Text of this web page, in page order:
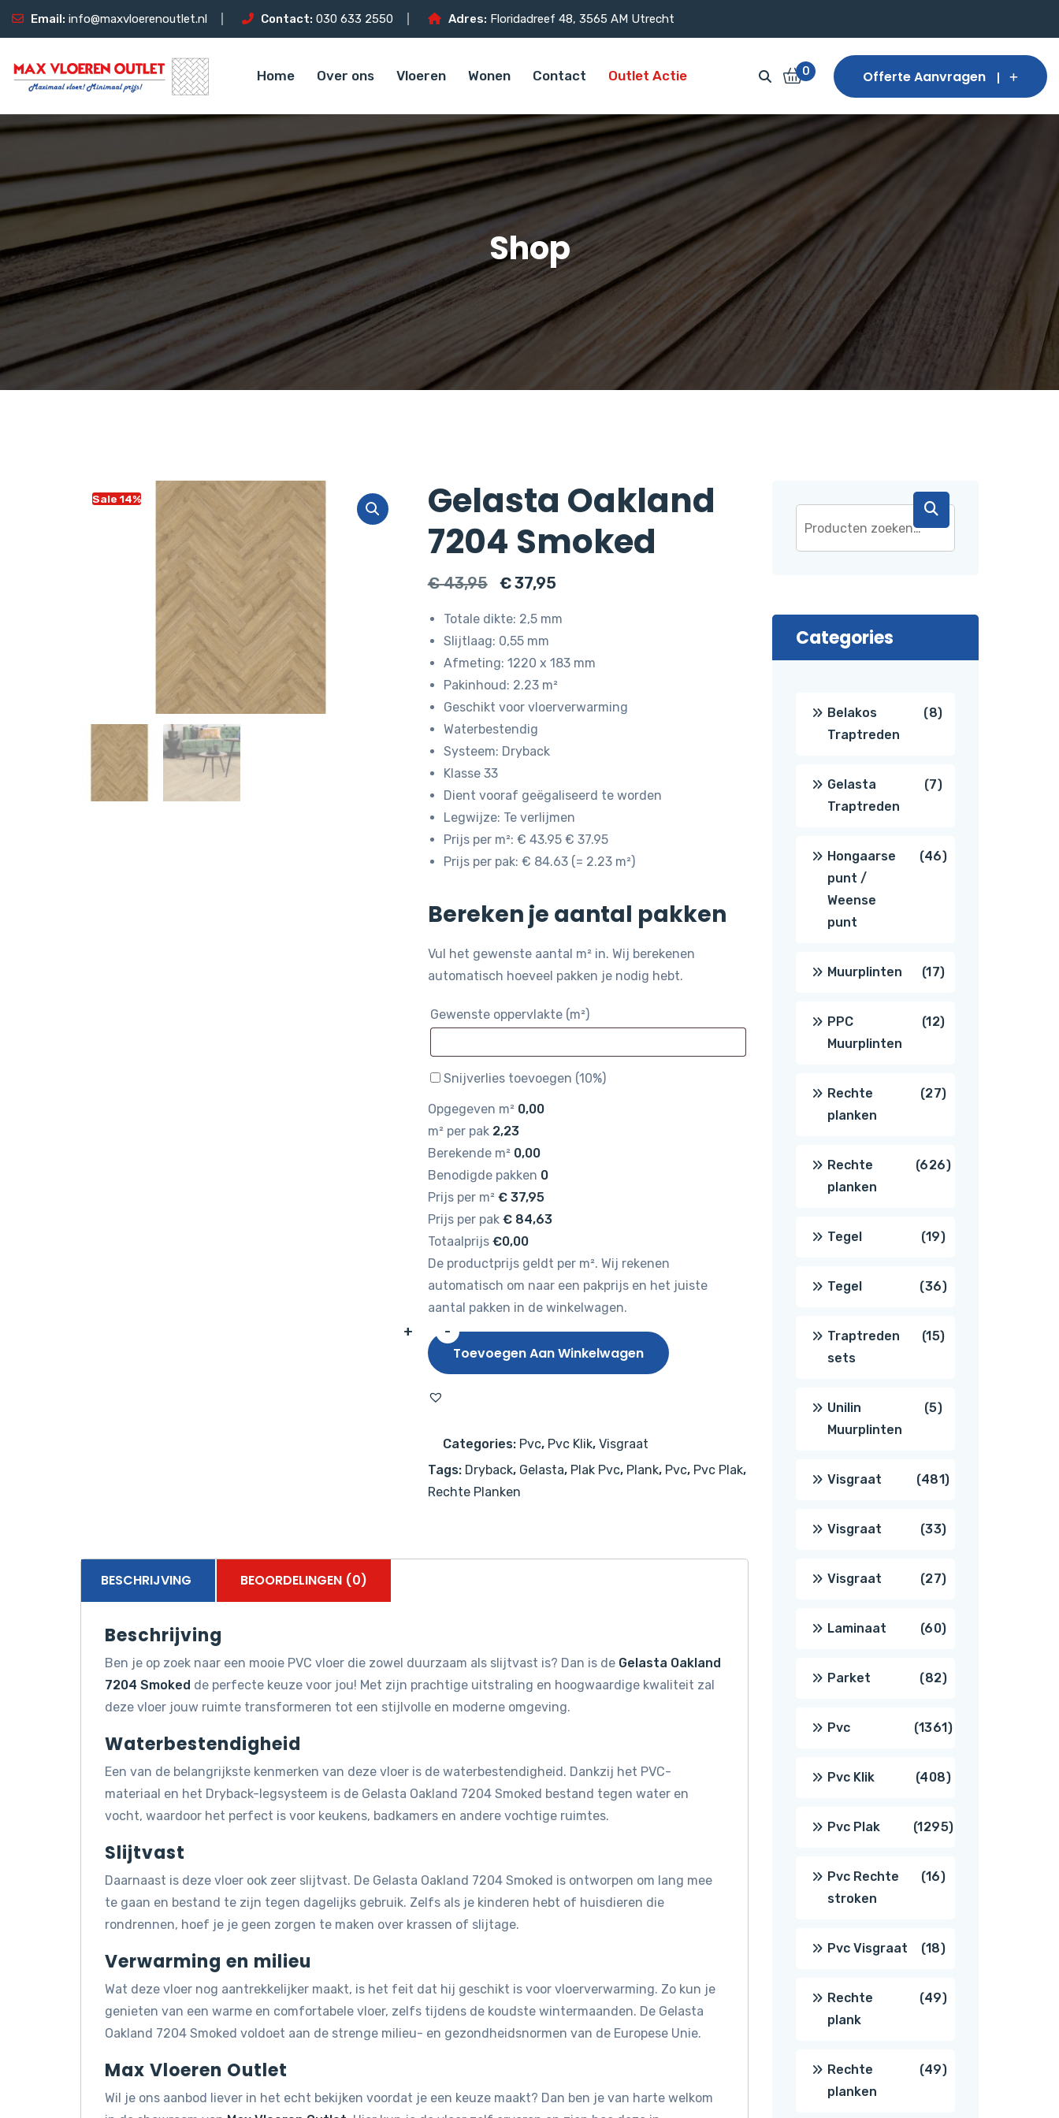
Email: info@maxvloerenoutlet.nl Contact: 030 633 2550 Adres: Floridadreef 48, 3565 AM Utrecht
Home Over ons Vloeren Wonen Contact Outlet Actie 0 Offerte Aanvragen
Shop
Sale 14%
Gelasta Oakland
7204 Smoked
€43,95
Oorspronkelijke
was:
€ 43,95.
€37,95Huidige
€ 37,95.
Totale dikte: 2,5 mm
Slijtlaag: 0,55 mm
Afmeting: 1220 x 183 mm
Pakinhoud: 2.23 m²
Geschikt voor vloerverwarming
Waterbestendig
Systeem: Dryback
Klasse 33
Dient vooraf geëgaliseerd te worden
Legwijze: Te verlijmen
Prijs per m²: € 43.95 € 37.95
Prijs per pak: € 84.63 (= 2.23 m²)
Bereken je aantal pakken
Vul het gewenste aantal m² in. Wij berekenen
automatisch hoeveel pakken je nodig hebt.
Gewenste oppervlakte (m²)
Snijverlies toevoegen (10%)
Opgegeven m² 0,00
m² per pak 2,23
Berekende m² 0,00
Benodigde pakken 0
Prijs per m² €37,95
Prijs per pak €84,63
Totaalprijs €0,00
De productprijs geldt per m². Wij rekenen
automatisch om naar een pakprijs en het juiste
aantal pakken in de winkelwagen.
-
Gelasta
Oakland
Smoked
+
Toevoegen Aan Winkelwagen
Categories: Pvc, Pvc Klik, Visgraat
Tags: Dryback, Gelasta, Plak Pvc, Plank, Pvc, Pvc Plak,
Rechte Planken
BESCHRIJVING BEOORDELINGEN (0)
Beschrijving
Ben je op zoek naar een mooie PVC vloer die zowel duurzaam als slijtvast is? Dan is de Gelasta Oakland
7204 Smoked de perfecte keuze voor jou! Met zijn prachtige uitstraling en hoogwaardige kwaliteit zal
deze vloer jouw ruimte transformeren tot een stijlvolle en moderne omgeving.
Waterbestendigheid
Een van de belangrijkste kenmerken van deze vloer is de waterbestendigheid. Dankzij het PVC-
materiaal en het Dryback-legsysteem is de Gelasta Oakland 7204 Smoked bestand tegen water en
vocht, waardoor het perfect is voor keukens, badkamers en andere vochtige ruimtes.
Slijtvast
Daarnaast is deze vloer ook zeer slijtvast. De Gelasta Oakland 7204 Smoked is ontworpen om lang mee
te gaan en bestand te zijn tegen dagelijks gebruik. Zelfs als je kinderen hebt of huisdieren die
rondrennen, hoef je je geen zorgen te maken over krassen of slijtage.
Verwarming en milieu
Wat deze vloer nog aantrekkelijker maakt, is het feit dat hij geschikt is voor vloerverwarming. Zo kun je
genieten van een warme en comfortabele vloer, zelfs tijdens de koudste wintermaanden. De Gelasta
Oakland 7204 Smoked voldoet aan de strenge milieu- en gezondheidsnormen van de Europese Unie.
Max Vloeren Outlet
Wil je ons aanbod liever in het echt bekijken voordat je een keuze maakt? Dan ben je van harte welkom
Categories
Belakos
Traptreden
88
Gelasta
Traptreden
77
Hongaarse
punt /
Weense
punt
4646
Muurplinten 1717
producten
PPC
Muurplinten
1212
Rechte
planken
2727
Rechte
planken
626626
Tegel 1919
producten
Tegel 3636
producten
Traptreden
sets
1515
Unilin
Muurplinten
55
Visgraat 481481
Visgraat 3333
producten
Visgraat 2727
producten
Laminaat 6060
producten
Parket 8282
producten
Pvc 13611361
producten
Pvc Klik 408408
producten
Pvc Plak 12951295
Pvc Rechte
stroken
1616
Pvc Visgraat 1818
producten
Rechte
plank
4949
Rechte
planken
4949